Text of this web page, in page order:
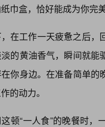
巾盒，恰好能成为你完
在工作一天疲惫之后，
的黄油香气，瞬间就
你身边。在准备简单
的动力。
顿“一人食”的晚餐时